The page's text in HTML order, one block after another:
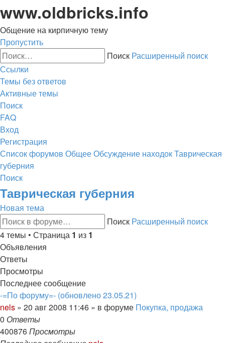
www.oldbricks.info
Общение на кирпичную тему
Пропустить
Поиск Расширенный поиск
Ссылки
Темы без ответов
Активные темы
Поиск
FAQ
Вход
Регистрация
Список форумов ОбщееОбсуждение находокТаврическая
губерния
Поиск
Таврическая губерния
Новая тема
Поиск Расширенный поиск
4 темы • Страница 1 из 1
Объявления
Ответы
Просмотры
Последнее сообщение
-=По форуму=- (обновлено 23.05.21)
nels » 20 авг 2008 11:46 » в форуме Покупка, продажа
0 Ответы
400876Просмотры